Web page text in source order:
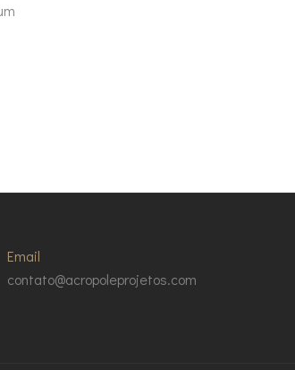
Email
contato@acropoleprojetos.com